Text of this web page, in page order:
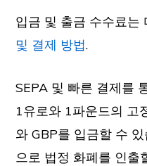
입금 및 출금 수수료는
및 결제 방법.
SEPA 및 빠른 결제를
1유로와 1파운드의 고
와 GBP를 입금할 수
으로 법정 화폐를 인출